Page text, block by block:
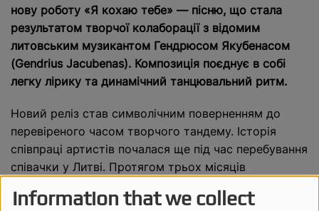
Information that we collect
нову роботу «Я кохаю тебе» — пісню, що стала
результатом творчої колаборації з відомим
литовським музикантом Гендрюсом Якубенасом
(Gendrius Jacubenas). Композиція поєднує в собі
легку лірику та динамічний танцювальний ритм.
Новий реліз став символічним поверненням до
перевіреного часом творчого тандему. Історія
співпраці артистів почалася ще під час перебування
співачки у Литві. Протягом трьох місяців
одній сцені, що дозволило їм знайти спільну